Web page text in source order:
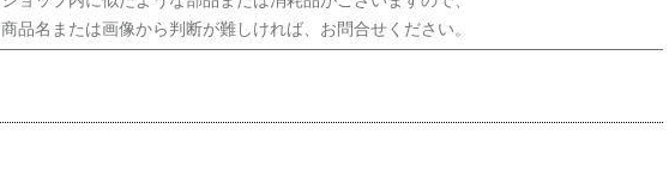
商品名または画像から判断が難しければ、お問合せください。